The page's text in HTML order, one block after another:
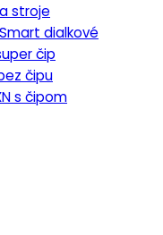
stroje
dialkové
čip
čipu
s čipom